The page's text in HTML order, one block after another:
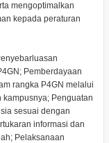
mengoptimalkan
kepada peraturan
Pemberdayaan
rangka P4GN melalui
Penguatan
sesuai dengan
informasi dan
Pelaksanaan